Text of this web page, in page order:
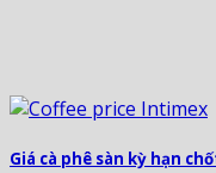
Giá cà phê sàn kỳ hạn